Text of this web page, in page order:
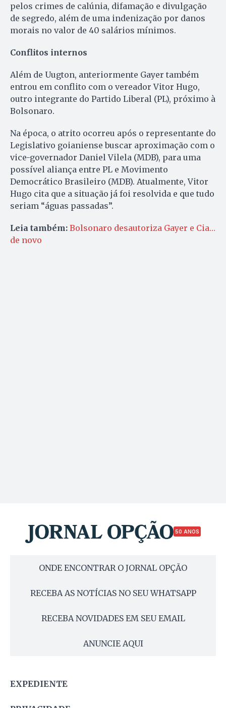
pelos crimes de calúnia, difamação e divulgação
de segredo, além de uma indenização por danos
morais no valor de 40 salários mínimos.
Conflitos internos
Além de Uugton, anteriormente Gayer também
entrou em conflito com o vereador Vitor Hugo,
outro integrante do Partido Liberal (PL), próximo à
Bolsonaro.
Na época, o atrito ocorreu após o representante do
Legislativo goianiense buscar aproximação com o
vice-governador Daniel Vilela (MDB), para uma
possível aliança entre PL e Movimento
Democrático Brasileiro (MDB). Atualmente, Vitor
Hugo cita que a situação já foi resolvida e que tudo
seriam “águas passadas”.
Leia também: Bolsonaro desautoriza Gayer e Cia…
de novo
50 ANOS
ONDE ENCONTRAR O JORNAL OPÇÃO
RECEBA AS NOTÍCIAS NO SEU WHATSAPP
RECEBA NOVIDADES EM SEU EMAIL
ANUNCIE AQUI
EXPEDIENTE